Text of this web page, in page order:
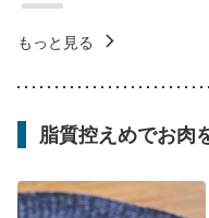
もっと見る
脂質控えめでお肉